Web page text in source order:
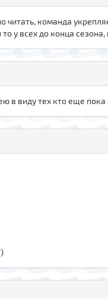
читать, команда
у всех до конца
в виду тех кто еще